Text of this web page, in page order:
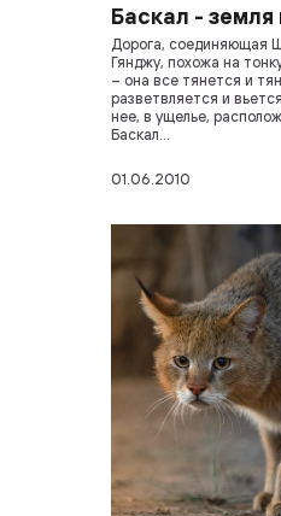
Баскал -
Дорога, соединяющая
Гянджу, похожа на
– она все тянется и
разветвляется и
нее, в ущелье,
Баскал…
01.06.2010